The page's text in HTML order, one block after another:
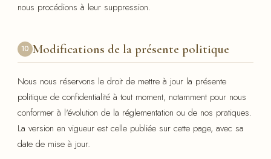
nous procédions à leur suppression.
10 Modifications de la présente politique
Nous nous réservons le droit de mettre à jour la présente
politique de confidentialité à tout moment, notamment pour nous
conformer à l'évolution de la réglementation ou de nos pratiques.
La version en vigueur est celle publiée sur cette page, avec sa
date de mise à jour.